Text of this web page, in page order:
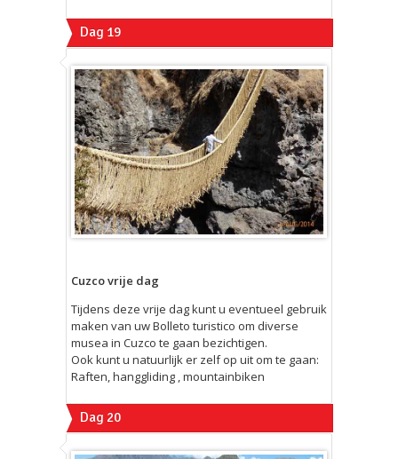
Dag 19
Cuzco vrije dag
Tijdens deze vrije dag kunt u eventueel gebruik
maken van uw Bolleto turistico om diverse
musea in Cuzco te gaan bezichtigen.
Ook kunt u natuurlijk er zelf op uit om te gaan:
Raften, hanggliding , mountainbiken
Dag 20